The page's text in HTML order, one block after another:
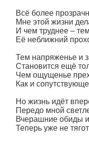
Всё более
Мне этой жизни
И чем труднее –
Её неближний
Тем напряженье и
Становится ещё
Чем ощущенье
Как и
Но жизнь идёт
Передо мной
Вчерашние обиды
Теперь уже не